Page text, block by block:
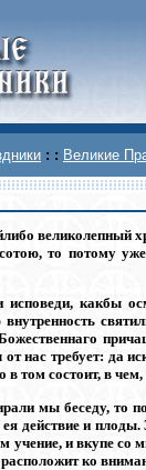
: : Великие
великолепный
то потому
какбы
нас требует: да
в том состоит, в
мы беседу, то
действие и
учение, и вкупе
ко